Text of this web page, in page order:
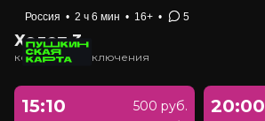
Россия • 2 ч 6 мин • 16+ • 5
Холоп 3
комедия, приключения
15:10 500 руб. 20:00